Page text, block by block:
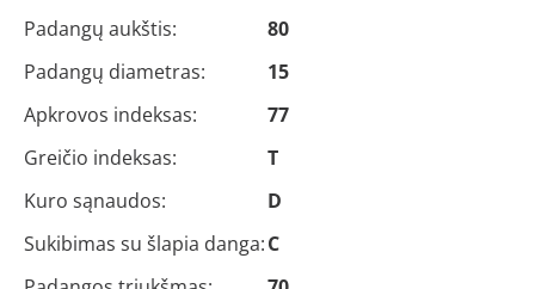
Padangų aukštis:
80
Padangų diametras:
15
Apkrovos indeksas:
77
Greičio indeksas:
T
Kuro sąnaudos:
D
Sukibimas su šlapia danga:C